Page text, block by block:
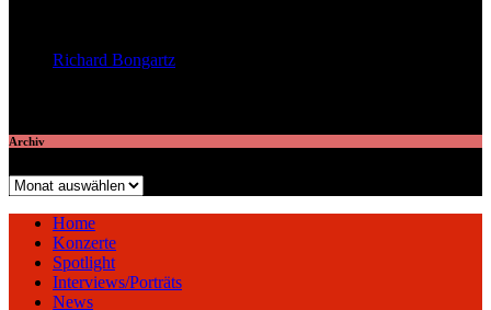
Richard Bongartz
Archiv
Archiv
Home
Konzerte
Spotlight
Interviews/Porträts
News